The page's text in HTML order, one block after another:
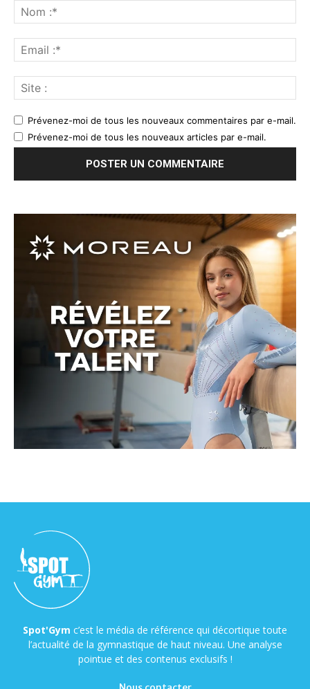
Prévenez-moi de tous les nouveaux commentaires par e-mail.
Prévenez-moi de tous les nouveaux articles par e-mail.
Spot'Gym c’est le média de référence qui décortique toute
l’actualité de la gymnastique de haut niveau. Une analyse
pointue et des contenus exclusifs !